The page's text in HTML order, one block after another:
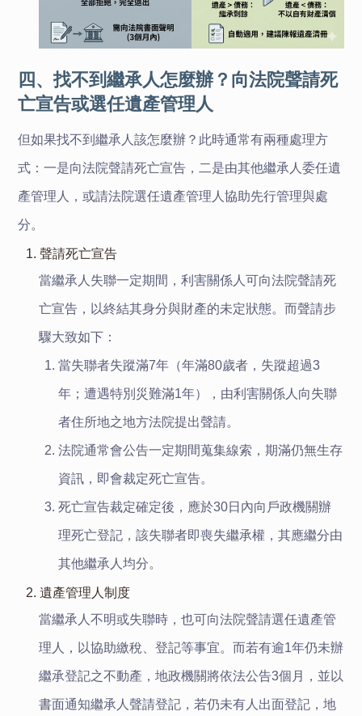
四、找不到繼承人怎麼辦？向法院聲請死
亡宣告或選任遺產管理人
但如果找不到繼承人該怎麼辦？此時通常有兩種處理方
式：一是向法院聲請死亡宣告，二是由其他繼承人委任遺
產管理人，或請法院選任遺產管理人協助先行管理與處
分。
1. 聲請死亡宣告
當繼承人失聯一定期間，利害關係人可向法院聲請死
亡宣告，以終結其身分與財產的未定狀態。而聲請步
驟大致如下：
當失聯者失蹤滿7年（年滿80歲者，失蹤超過3
年；遭遇特別災難滿1年），由利害關係人向失聯
者住所地之地方法院提出聲請。
法院通常會公告一定期間蒐集線索，期滿仍無生存
資訊，即會裁定死亡宣告。
死亡宣告裁定確定後，應於30日內向戶政機關辦
理死亡登記，該失聯者即喪失繼承權，其應繼分由
其他繼承人均分。
2. 遺產管理人制度
當繼承人不明或失聯時，也可向法院聲請選任遺產管
理人，以協助繳稅、登記等事宜。而若有逾1年仍未辦
繼承登記之不動產，地政機關將依法公告3個月，並以
書面通知繼承人聲請登記，若仍未有人出面登記，地